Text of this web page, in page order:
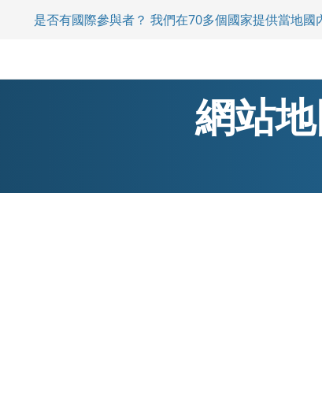
是否有國際參與者？ 我們在70多個國家提供當地國
網站